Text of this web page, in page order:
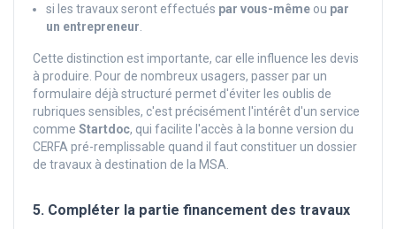
si les travaux seront effectués par vous-même ou par
un entrepreneur.
Cette distinction est importante, car elle influence les devis
à produire. Pour de nombreux usagers, passer par un
formulaire déjà structuré permet d'éviter les oublis de
rubriques sensibles, c'est précisément l'intérêt d'un service
commeStartdoc, qui facilite l'accès à la bonne version du
CERFA pré-remplissable quand il faut constituer un dossier
de travaux à destination de la MSA.
5. Compléter la partie financement des travaux